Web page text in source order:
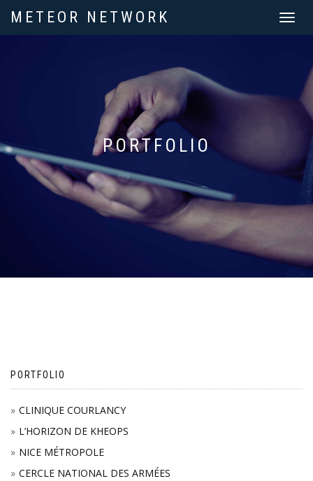
Toggle
METEOR NETWORK
PORTFOLIO
PORTFOLIO
CLINIQUE COURLANCY
L’HORIZON DE KHEOPS
NICE MÉTROPOLE
CERCLE NATIONAL DES ARMÉES